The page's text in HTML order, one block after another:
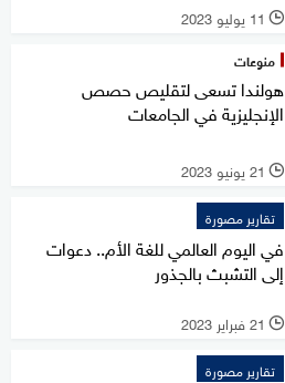
l 11 يوليو 2023
منوعات
هولندا تسعى لتقليص حصص
الإنجليزية في الجامعات
l 21 يونيو 2023
تقارير مصورة
في اليوم العالمي للغة الأم.. دعوات
إلى التشبث بالجذور
l 21 فبراير 2023
تقارير مصورة